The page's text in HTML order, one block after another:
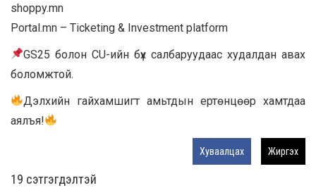
shoppy.mn
Portal.mn – Ticketing & Investment platform
GS25 болон CU-ийн бүх салбаруудаас худалдан авах
боломжтой.
Дэлхийн гайхамшигт амьтдын ертөнцөөр хамтдаа
аялъя!
Хуваалцах Жиргэх
19 cэтгэгдэлтэй